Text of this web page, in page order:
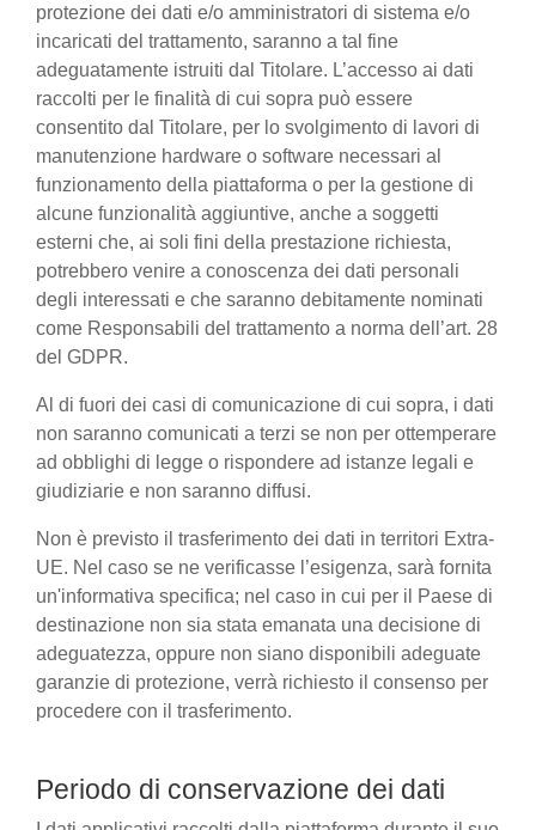
protezione dei dati e/o amministratori di sistema e/o
incaricati del trattamento, saranno a tal fine
adeguatamente istruiti dal Titolare. L’accesso ai dati
raccolti per le finalità di cui sopra può essere
consentito dal Titolare, per lo svolgimento di lavori di
manutenzione hardware o software necessari al
funzionamento della piattaforma o per la gestione di
alcune funzionalità aggiuntive, anche a soggetti
esterni che, ai soli fini della prestazione richiesta,
potrebbero venire a conoscenza dei dati personali
degli interessati e che saranno debitamente nominati
come Responsabili del trattamento a norma dell’art. 28
del GDPR.
Al di fuori dei casi di comunicazione di cui sopra, i dati
non saranno comunicati a terzi se non per ottemperare
ad obblighi di legge o rispondere ad istanze legali e
giudiziarie e non saranno diffusi.
Non è previsto il trasferimento dei dati in territori Extra-
UE. Nel caso se ne verificasse l’esigenza, sarà fornita
un'informativa specifica; nel caso in cui per il Paese di
destinazione non sia stata emanata una decisione di
adeguatezza, oppure non siano disponibili adeguate
garanzie di protezione, verrà richiesto il consenso per
procedere con il trasferimento.
Periodo di conservazione dei dati